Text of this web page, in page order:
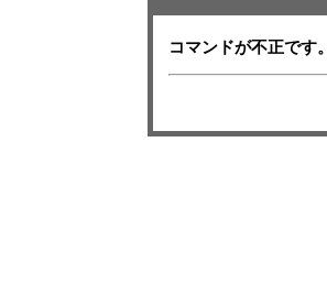
コマンドが不正です